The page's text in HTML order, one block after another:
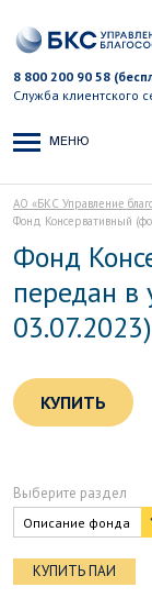
8 800 200 90 58
Служба клиентского
МЕНЮ
АО «БКС Управление
Фонд Консервативный
Фонд
передан в
03.07.2023)
КУПИТЬ
Выберите раздел
Описание фонда
КУПИТЬ ПАИ